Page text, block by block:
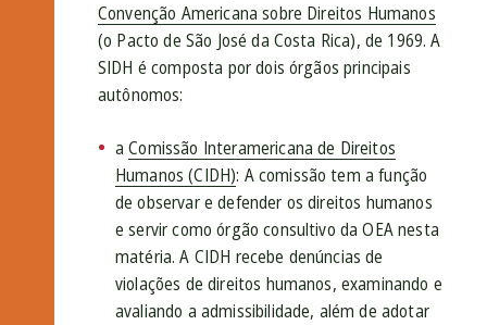
Convenção Americana sobre Direitos Humanos
(o Pacto de São José da Costa Rica), de 1969. A
SIDH é composta por dois órgãos principais
autônomos:
aComissão Interamericana de Direitos
Humanos (CIDH): A comissão tem a função
de observar e defender os direitos humanos
e servir como órgão consultivo da OEA nesta
matéria. A CIDH recebe denúncias de
violações de direitos humanos, examinando e
avaliando a admissibilidade, além de adotar